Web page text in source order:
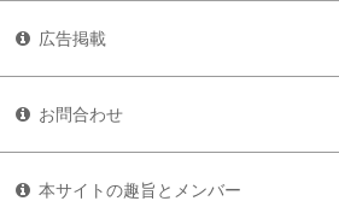
広告掲載
お問合わせ
本サイトの趣旨とメンバー